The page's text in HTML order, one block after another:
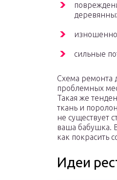
сильные
Схема ремонта
проблемных
Такая же
ткань и
не существует
ваша бабушка.
как покрасить
Идеи